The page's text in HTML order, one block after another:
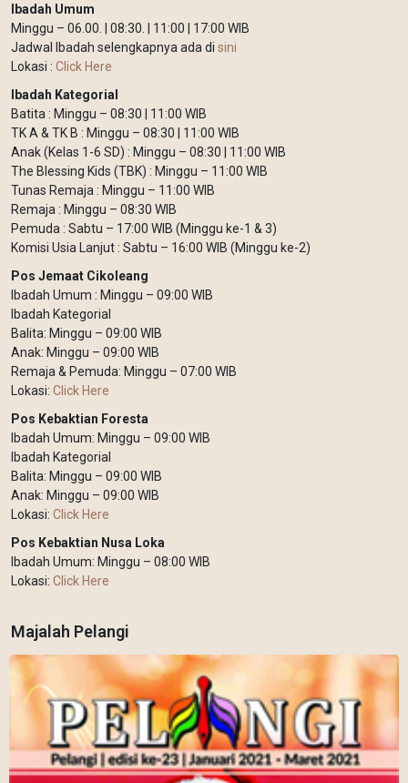
Ibadah Umum
Minggu – 06.00. | 08:30. | 11:00 | 17:00 WIB
Jadwal Ibadah selengkapnya ada di sini
Lokasi : Click Here
Ibadah Kategorial
Batita : Minggu – 08:30 | 11:00 WIB
TK A & TK B : Minggu – 08:30 | 11:00 WIB
Anak (Kelas 1-6 SD) : Minggu – 08:30 | 11:00 WIB
The Blessing Kids (TBK) : Minggu – 11:00 WIB
Tunas Remaja : Minggu – 11:00 WIB
Remaja : Minggu – 08:30 WIB
Pemuda : Sabtu – 17:00 WIB (Minggu ke-1 & 3)
Komisi Usia Lanjut : Sabtu – 16:00 WIB (Minggu ke-2)
Pos Jemaat Cikoleang
Ibadah Umum : Minggu – 09:00 WIB
Ibadah Kategorial
Balita: Minggu – 09:00 WIB
Anak: Minggu – 09:00 WIB
Remaja & Pemuda: Minggu – 07:00 WIB
Lokasi: Click Here
Pos Kebaktian Foresta
Ibadah Umum: Minggu – 09:00 WIB
Ibadah Kategorial
Balita: Minggu – 09:00 WIB
Anak: Minggu – 09:00 WIB
Lokasi: Click Here
Pos Kebaktian Nusa Loka
Ibadah Umum: Minggu – 08:00 WIB
Lokasi: Click Here
Majalah Pelangi